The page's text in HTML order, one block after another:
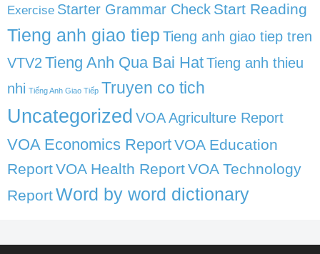
Exercise Starter Grammar Check Start Reading
Tieng anh giao tiep Tieng anh giao tiep tren
VTV2 Tieng Anh Qua Bai HatTieng anh thieu
nhi Tiếng Anh Giao Tiếp Truyen co tich
Uncategorized VOA Agriculture Report
VOA Economics ReportVOA Education
ReportVOA Health ReportVOA Technology
ReportWord by word dictionary